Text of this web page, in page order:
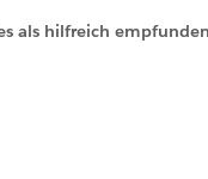
als hilfreich empfunden